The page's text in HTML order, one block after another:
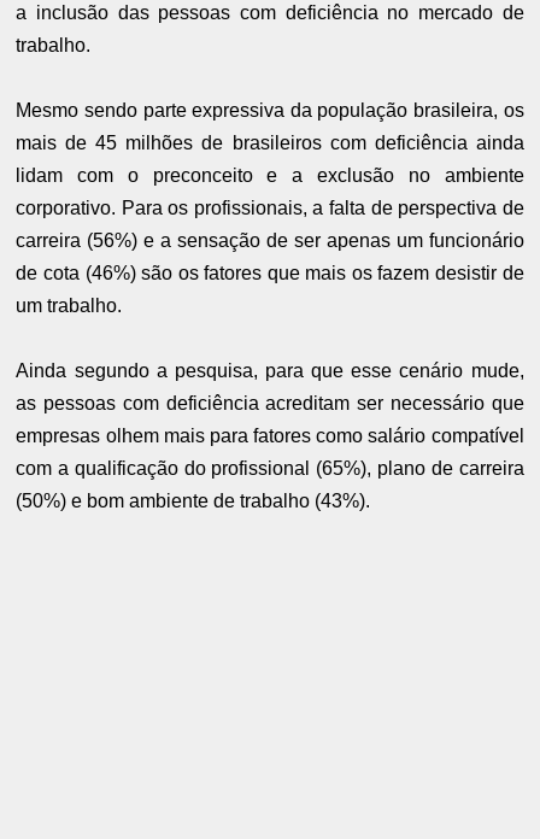
a inclusão das pessoas com deficiência no mercado de
trabalho.
Mesmo sendo parte expressiva da população brasileira, os
mais de 45 milhões de brasileiros com deficiência ainda
lidam com o preconceito e a exclusão no ambiente
corporativo. Para os profissionais, a falta de perspectiva de
carreira (56%) e a sensação de ser apenas um funcionário
de cota (46%) são os fatores que mais os fazem desistir de
um trabalho.
Ainda segundo a pesquisa, para que esse cenário mude,
as pessoas com deficiência acreditam ser necessário que
empresas olhem mais para fatores como salário compatível
com a qualificação do profissional (65%), plano de carreira
(50%) e bom ambiente de trabalho (43%).